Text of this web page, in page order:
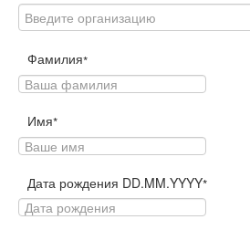
Фамилия*
Имя*
Дата рождения DD.MM.YYYY*